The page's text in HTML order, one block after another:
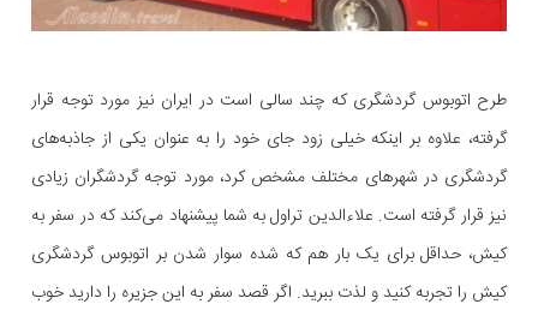
طرح اتوبوس گردشگری که چند سالی است در ایران نیز مورد توجه قرار
گرفته، علاوه بر اینکه خیلی زود جای خود را به عنوان یکی از جاذبه‌های
گردشگری در شهرهای مختلف مشخص کرد، مورد توجه گردشگران زیادی
نیز قرار گرفته است. علاءالدین تراول به شما پیشنهاد می‌کند که در سفر به
کیش، حداقل برای یک بار هم که شده سوار شدن بر اتوبوس گردشگری
کیش را تجربه کنید و لذت ببرید. اگر قصد سفر به این جزیره را دارید خوب